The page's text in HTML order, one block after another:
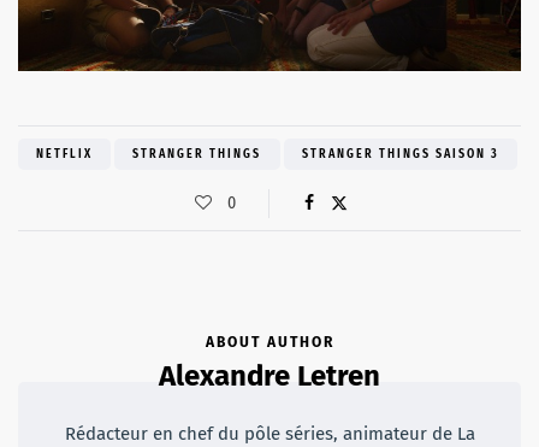
NETFLIX STRANGER THINGS STRANGER THINGS SAISON 3
0
ABOUT AUTHOR
Alexandre Letren
Rédacteur en chef du pôle séries, animateur de La